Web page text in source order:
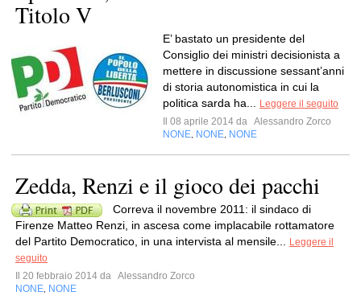
Titolo V
E’ bastato un presidente del
Consiglio dei ministri decisionista a
mettere in discussione sessant’anni
di storia autonomistica in cui la
politica sarda ha...
Leggere il seguito
Il 08 aprile 2014 da Alessandro Zorco
NONE NONE NONE
Zedda, Renzi e il gioco dei pacchi
Correva il novembre 2011: il sindaco di
Firenze Matteo Renzi, in ascesa come implacabile rottamatore
del Partito Democratico, in una intervista al mensile...
Leggere il
seguito
Il 20 febbraio 2014 da Alessandro Zorco
NONE NONE